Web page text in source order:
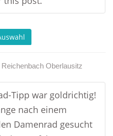
Reichenbach Oberlausitz
Tipp war goldrichtig!
nach einem
Damenrad gesucht